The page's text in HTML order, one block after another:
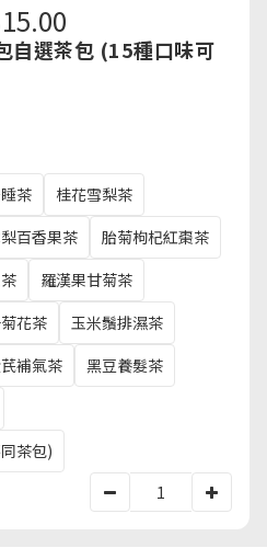
自選茶包 (15種口味可
茶
桂花雪梨茶
百香果茶
胎菊枸杞紅棗茶
羅漢果甘菊茶
花茶
玉米鬚排濕茶
補氣茶
黑豆養髮茶
茶包)